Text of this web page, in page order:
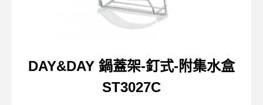
DAY&DAY 鍋蓋架-釘式-附集水盒
ST3027C